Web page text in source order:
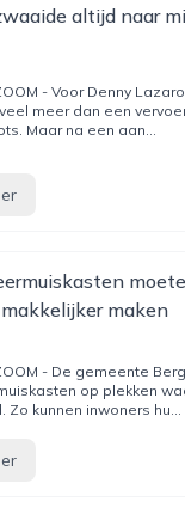
altijd naar
- Voor Denny
meer dan een
Maar na een aan...
maken
- De gemeente
op plekken
Zo kunnen inwoners hu...